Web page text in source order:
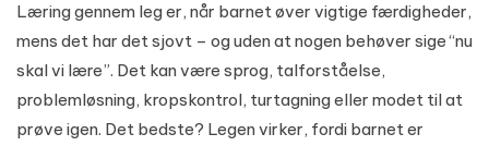
Læring gennem leg er, når barnet øver vigtige færdigheder,
mens det har det sjovt – og uden at nogen behøver sige “nu
skal vi lære”. Det kan være sprog, talforståelse,
problemløsning, kropskontrol, turtagning eller modet til at
prøve igen. Det bedste? Legen virker, fordi barnet er